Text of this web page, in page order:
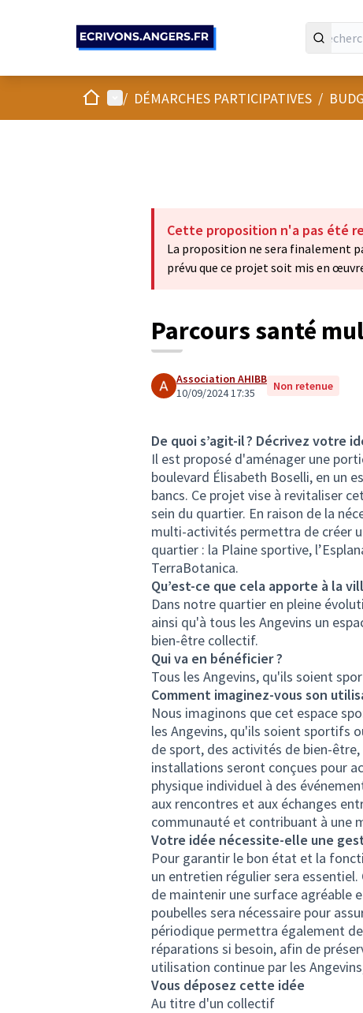
AccueilMenu principal
/ DÉMARCHES PARTICIPATIVES /
Cette proposition n'a pas été
La proposition ne sera finalement
prévu que ce projet soit mis en
Parcours santé
Association AHIBB
10/09/2024 17:35
Non retenue
De quoi s’agit-il ? Décrivez votre
Il est proposé d'aménager une
boulevard Élisabeth Boselli, en un
bancs. Ce projet vise à revitaliser
sein du quartier. En raison de la
multi-activités permettra de créer
quartier : la Plaine sportive,
TerraBotanica.
Qu’est-ce que cela apporte à la
Dans notre quartier en pleine
ainsi qu'à tous les Angevins un
bien-être collectif.
Qui va en bénéficier ?
Tous les Angevins, qu'ils soient
Comment imaginez-vous son
Nous imaginons que cet espace
les Angevins, qu'ils soient sportifs
de sport, des activités de bien-
installations seront conçues pour
physique individuel à des
aux rencontres et aux échanges
communauté et contribuant à une
Votre idée nécessite-elle une
Pour garantir le bon état et la
un entretien régulier sera
de maintenir une surface agréable
poubelles sera nécessaire pour
périodique permettra également
réparations si besoin, afin de
utilisation continue par les
Vous déposez cette idée
Au titre d'un collectif